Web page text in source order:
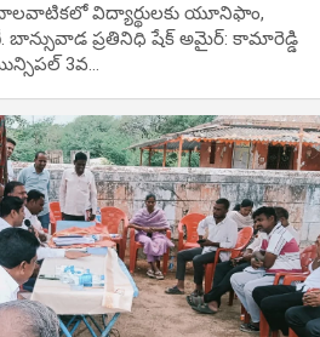
బాలవాటికలో విద్యార్థులకు యూనిఫాం,
ప్రతినిధి షేక్ అమైర్: కామారెడ్డి
3వ…